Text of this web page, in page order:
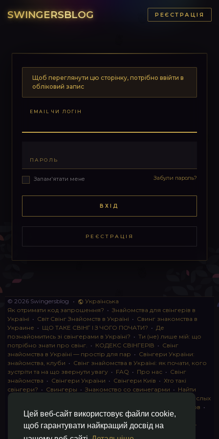
Цей веб-сайт використовує файли cookie,
щоб гарантувати найкращий досвід на
SWINGERSBLOG РЕЄСТРАЦІЯ
Щоб переглянути цю сторінку, потрібно ввійти в
обліковий запис
EMAIL ЧИ ЛОГІН
ПАРОЛЬ
Запам'ятати мене Забули пароль?
ВХІД
РЕЄСТРАЦІЯ
© 2026 Swingersblog •
Українська
Як отримати код запрошення? • Знайомства для свінгерів в
Україні • Світ Свінг Знайомств в Україні • Свинг знакомства в
Украине • ЩО ТАКЕ СВІНГ І З ЧОГО ПОЧАТИ? • Де
познайомитись зі свінгерами в Україні? • Ти (не) лише мій: що
потрібно знати про свінг. • КОДЕКС СВІНГЕРІВ • Свінг
знайомства в Україні — простір для пар • Свінгери України:
знайомства, клуби • Свінг знайомства в Україні: як почати, кого
зустріти та на що звернути увагу • FAQ • Про нас • Свінг
знайомства • Свінгери України • Свінгери Київ • Хто такі
свінгери? • Свингеры • Знакомство со свинегарми • Найти
instagram для взрослых
Клуб свингеров •
Конфіденційність• Правила• Партнерська програма
Свингеры •Свинг-пати•О свингерах откровенно
Свинг-
клуб: что это и как работает